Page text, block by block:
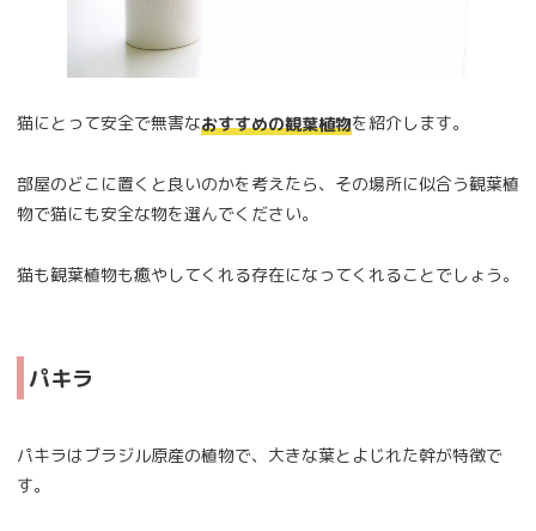
猫にとって安全で無害なおすすめの観葉植物を紹介します。
部屋のどこに置くと良いのかを考えたら、その場所に似合う観葉植
物で猫にも安全な物を選んでください。
猫も観葉植物も癒やしてくれる存在になってくれることでしょう。
パキラ
パキラはブラジル原産の植物で、大きな葉とよじれた幹が特徴で
す。